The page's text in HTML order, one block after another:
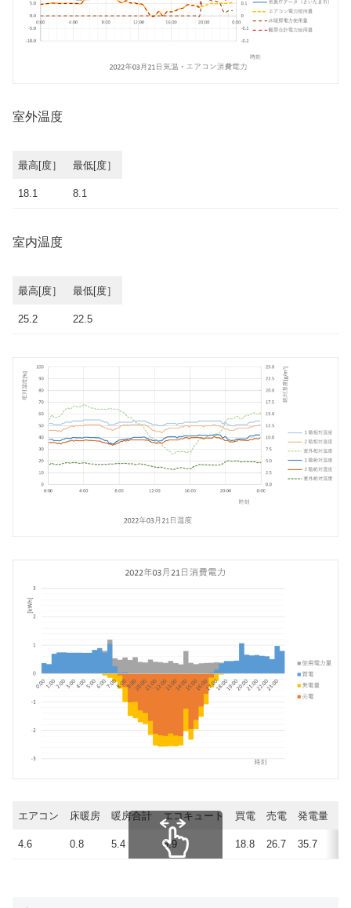
室外温度
最高[度］ 最低[度］
18.1 8.1
室内温度
最高[度］ 最低[度］
25.2 22.5
エアコン 床暖房 暖房合計 エコキュート 買電 売電 発電量
4.6 0.8 5.4 5.9 18.8 26.7 35.7